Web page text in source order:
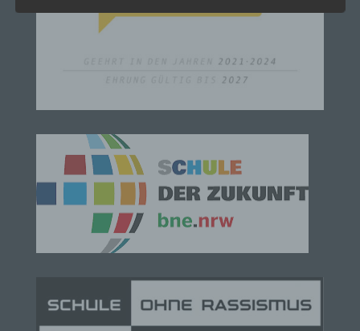
soll sowohl für die Öffentlichkeit als auch für
unsere Kunden und Geschäftspartner einfach
gewährleisten, möchten wir vorab die verwendeten
Wir verwenden in dieser Datenschutzerklärung
a) personenbezogene Daten
Personenbezogene Daten sind alle Informationen,
die sich auf eine identifizierte oder identifizierbare
natürliche Person (im Folgenden „betroffene
Person") beziehen. Als identifizierbar wird eine
natürliche Person angesehen, die direkt oder
Kennnummer, zu Standortdaten, zu einer Online-
Kennung oder zu einem oder mehreren